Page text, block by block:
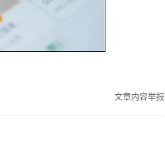
文章内容举报